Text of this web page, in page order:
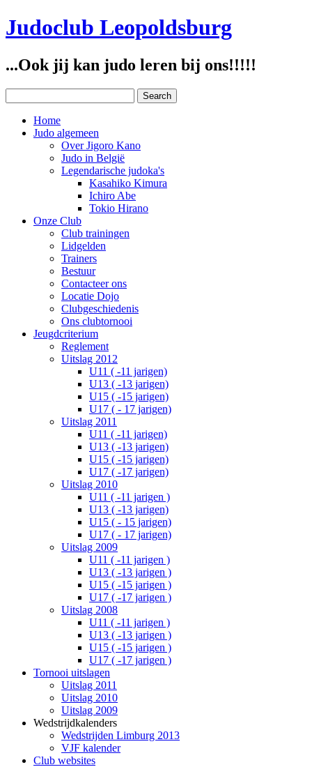
Judoclub Leopoldsburg
...Ook jij kan judo leren bij ons!!!!!
Home
Judo algemeen
Over Jigoro Kano
Judo in België
Legendarische judoka's
Kasahiko Kimura
Ichiro Abe
Tokio Hirano
Onze Club
Club trainingen
Lidgelden
Trainers
Bestuur
Contacteer ons
Locatie Dojo
Clubgeschiedenis
Ons clubtornooi
Jeugdcriterium
Reglement
Uitslag 2012
U11 ( -11 jarigen)
U13 ( -13 jarigen)
U15 ( -15 jarigen)
U17 ( - 17 jarigen)
Uitslag 2011
U11 ( -11 jarigen)
U13 ( -13 jarigen)
U15 ( -15 jarigen)
U17 ( -17 jarigen)
Uitslag 2010
U11 ( -11 jarigen )
U13 ( -13 jarigen)
U15 ( - 15 jarigen)
U17 ( - 17 jarigen)
Uitslag 2009
U11 ( -11 jarigen )
U13 ( -13 jarigen )
U15 ( -15 jarigen )
U17 ( -17 jarigen )
Uitslag 2008
U11 ( -11 jarigen )
U13 ( -13 jarigen )
U15 ( -15 jarigen )
U17 ( -17 jarigen )
Tornooi uitslagen
Uitslag 2011
Uitslag 2010
Uitslag 2009
Wedstrijdkalenders
Wedstrijden Limburg 2013
VJF kalender
Club websites